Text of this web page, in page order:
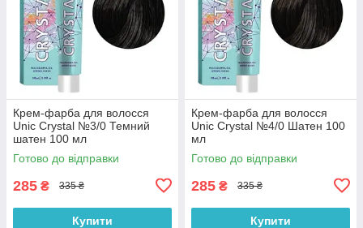
Крем-фарба для волосся
Unic Crystal №3/0 Темний
шатен 100 мл
Готово до відправки
285 ₴ 335 ₴
Купити
Крем-фарба для волосся
Unic Crystal №4/0 Шатен 100
мл
Готово до відправки
285 ₴ 335 ₴
Купити